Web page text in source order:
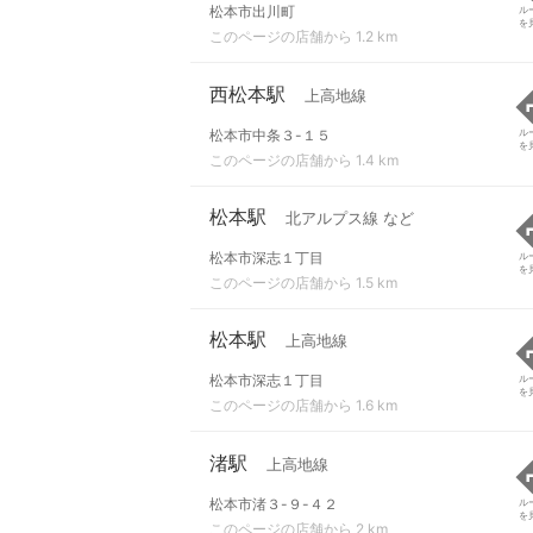
松本市出川町
このページの店舗から 1.2 km
ル
を
西松本駅 上高地線
松本市中条３-１５
このページの店舗から 1.4 km
ル
を
松本駅 北アルプス線 など
松本市深志１丁目
このページの店舗から 1.5 km
ル
を
松本駅 上高地線
松本市深志１丁目
このページの店舗から 1.6 km
ル
を
渚駅 上高地線
松本市渚３-９-４２
このページの店舗から 2 km
ル
を